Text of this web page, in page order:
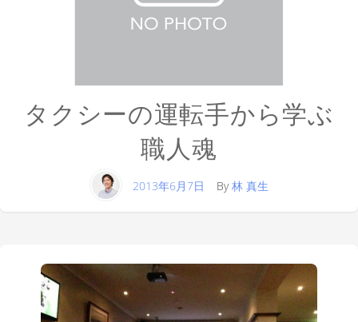
タクシーの運転手から学ぶ
職人魂
2013年6月7日 By林 真生